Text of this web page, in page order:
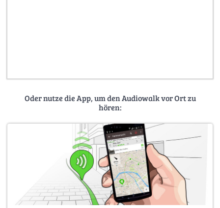
Oder nutze die App, um den Audiowalk vor Ort zu
hören: